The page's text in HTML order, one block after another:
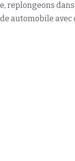
replongeons dans
automobile avec